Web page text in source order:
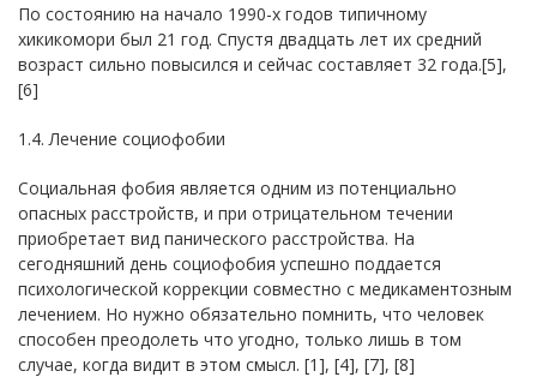
По состоянию на начало 1990-х годов типичному
хикикомори был 21 год. Спустя двадцать лет их средний
возраст сильно повысился и сейчас составляет 32 года.[5],
[6]
1.4. Лечение социофобии
Социальная фобия является одним из потенциально
опасных расстройств, и при отрицательном течении
приобретает вид панического расстройства. На
сегодняшний день социофобия успешно поддается
психологической коррекции совместно с медикаментозным
лечением. Но нужно обязательно помнить, что человек
способен преодолеть что угодно, только лишь в том
случае, когда видит в этом смысл. [1], [4], [7], [8]